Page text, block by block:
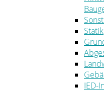
Statik
IED-